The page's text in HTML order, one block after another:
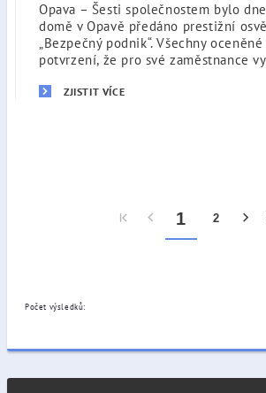
Opava – Šesti společnostem bylo
domě v Opavě předáno prestižní
„Bezpečný podnik“. Všechny
potvrzení, že pro své zaměstnance
ZJISTIT VÍCE
1 2
Počet výsledků: